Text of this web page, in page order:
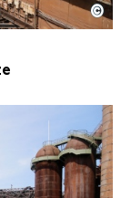
Hütte mit
Hütte | Karl
©